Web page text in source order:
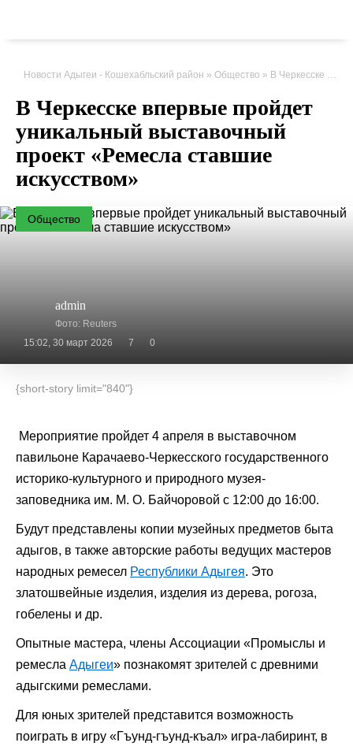
Новости Адыгеи - Кошехабльский район » Общество » В Черкесске впервые пройдет уникальный выставочный проект «Ремесла ставшие искусством»
В Черкесске впервые пройдет
уникальный выставочный
проект «Ремесла ставшие
искусством»
Общество
admin
Фото: Reuters
15:02, 30 март 2026
7 0
{short-story limit="840"}
Мероприятие пройдет 4 апреля в выставочном
павильоне Карачаево-Черкесского государственного
историко-культурного и природного музея-
заповедника им. М. О. Байчоровой с 12:00 до 16:00.
Будут представлены копии музейных предметов быта
адыгов, в также авторские работы ведущих мастеров
народных ремесел Республики Адыгея. Это
златошвейные изделия, изделия из дерева, рогоза,
гобелены и др.
Опытные мастера, члены Ассоциации «Промыслы и
ремесла Адыгеи» познакомят зрителей с древними
адыгскими ремеслами.
Для юных зрителей представится возможность
поиграть в игру «Гъунд-гъунд-къал» игра-лабиринт, в